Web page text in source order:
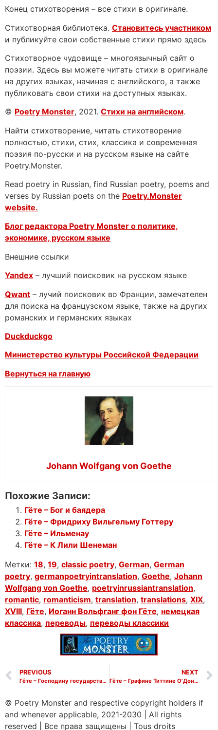
Конец стихотворения – все стихи в оригинале.
Стихотворная библиотека. Становитесь участником
и публикуйте свои собственные стихи прямо здесь
Стихотворное чудовище – многоязычный сайт о
поэзии. Здесь вы можете читать стихи в оригинале
на других языках, начиная с английского, а также
публиковать свои стихи на доступных языках.
© Poetry Monster, 2021. Стихи на английском.
Найти стихотворение, читать стихотворение
полностью, стихи, стих, классика и современная
поэзия по-русски и на русском языке на сайте
Poetry.Monster.
Read poetry in Russian, find Russian poetry, poems and
verses by Russian poets on the Poetry.Monster
website.
Блог редактора Poetry Monster о политике,
экономике, русском языке
Внешние ссылки
Yandex – лучший поисковик на русском языке
Qwant – лучий поисковик во Франции, замечателен
для поиска на французском языке, также на других
романских и германских языках
Duckduckgo
Министерство культуры Российской Федерации
Вернуться на главную
Johann Wolfgang von Goethe
Похожие Записи:
Гёте – Бог и баядера
Гёте – Фридриху Вильгельму Готтеру
Гёте – Ильменау
Гёте – К Лили Шенеман
Метки: 18, 19, classic poetry, German, German
poetry, germanpoetryintranslation, Goethe, Johann
Wolfgang von Goethe, poetryinrussiantranslation,
romantic, romanticism, translation, translations, XIX,
XVIII, Гёте, Иоганн Вольфганг фон Гёте, немецкая
классика, переводы, переводы классики
PREVIOUS
Гёте – Господину государственному министру фон Фойгту
NEXT
Гёте – Графине Титтине О’Доннел
© Poetry Monster and respective copyright holders if
and whenever applicable, 2021-2030
All rights
reserved
Все права защищены Tous droits